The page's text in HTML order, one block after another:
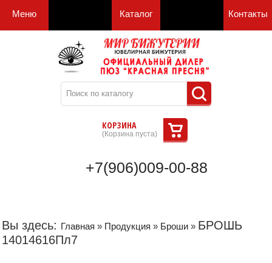
Меню Каталог Контакты
КОРЗИНА
(Корзина пуста)
+7(906)009-00-88
Вы здесь: Главная » Продукция » Броши » БРОШЬ
14014616Пл7